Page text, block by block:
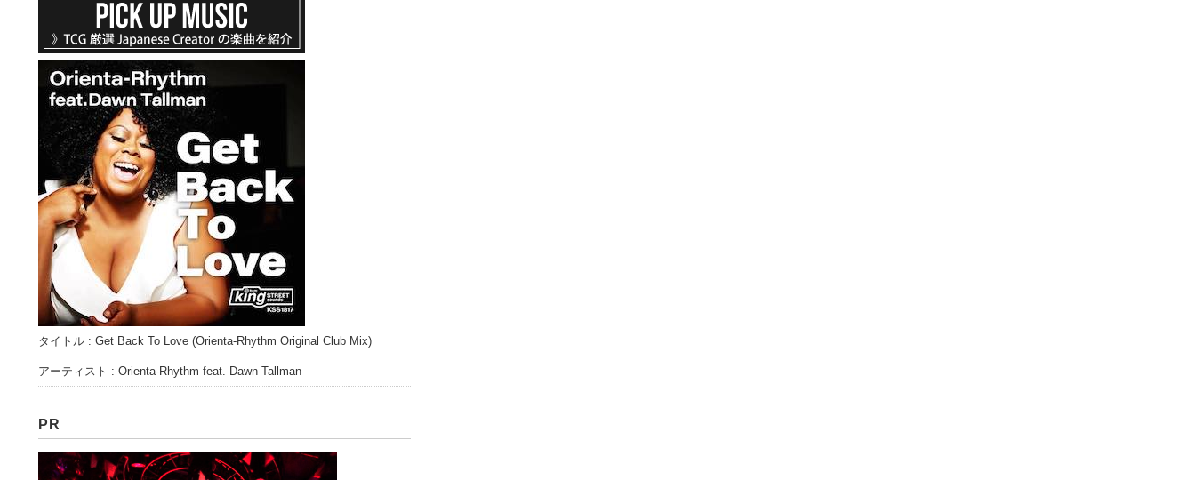
タイトル : Get Back To Love (Orienta-Rhythm Original Club Mix)
アーティスト : Orienta-Rhythm feat. Dawn Tallman
PR